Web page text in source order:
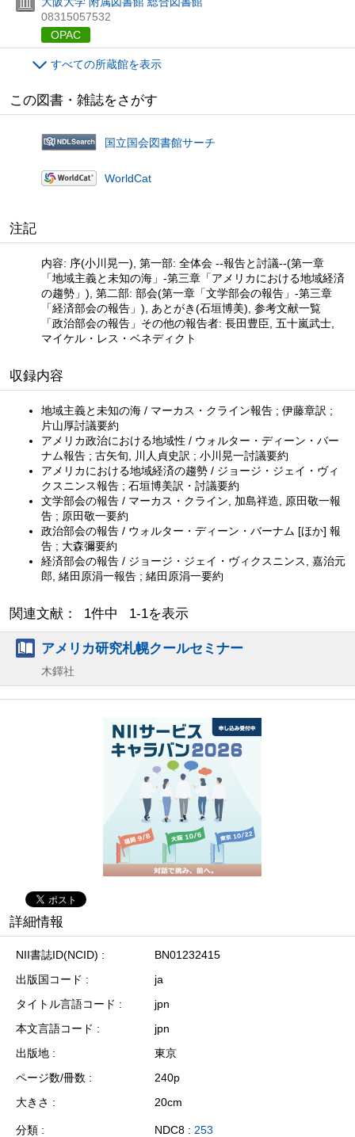
08315057532
OPAC
すべての所蔵館を表示
この図書・雑誌をさがす
国立国会図書館サーチ
WorldCat
注記
内容: 序(小川晃一), 第一部: 全体会 --報告と討議--(第一章
「地域主義と未知の海」-第三章「アメリカにおける地域経済
の趨勢」), 第二部: 部会(第一章「文学部会の報告」-第三章
「経済部会の報告」), あとがき(石垣博美), 参考文献一覧
「政治部会の報告」その他の報告者: 長田豊臣, 五十嵐武士,
マイケル・レス・ベネディクト
収録内容
地域主義と未知の海 / マーカス・クライン報告 ; 伊藤章訳 ;
片山厚討議要約
アメリカ政治における地域性 / ウォルター・ディーン・バー
ナム報告 ; 古矢旬, 川人貞史訳 ; 小川晃一討議要約
アメリカにおける地域経済の趨勢 / ジョージ・ジェイ・ヴィ
クスニンス報告 ; 石垣博美訳・討議要約
文学部会の報告 / マーカス・クライン, 加島祥造, 原田敬一報
告 ; 原田敬一要約
政治部会の報告 / ウォルター・ディーン・バーナム [ほか] 報
告 ; 大森彌要約
経済部会の報告 / ジョージ・ジェイ・ヴィクスニンス, 嘉治元
郎, 緒田原涓一報告 ; 緒田原涓一要約
関連文献： 1件中 1-1を表示
アメリカ研究札幌クールセミナー
木鐸社
詳細情報
NII書誌ID(NCID)
BN01232415
出版国コード
ja
タイトル言語コード
jpn
本文言語コード
jpn
出版地
東京
ページ数/冊数
240p
大きさ
20cm
分類 NDC8 : 253